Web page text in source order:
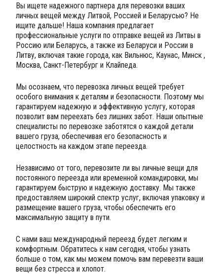
Вы ищете надежного партнера для перевозки ваших
личных вещей между Литвой, Россией и Беларусью? Не
ищите дальше! Наша компания предлагает
профессиональные услуги по отправке вещей из Литвы в
Россию или Беларусь, а также из Беларуси и России в
Литву, включая такие города, как Вильнюс, Каунас, Минск ,
Москва, Санкт-Петербург и Клайпеда.
Мы осознаем, что перевозка личных вещей требует
особого внимания к деталям и безопасности. Поэтому мы
гарантируем надежную и эффективную услугу, которая
позволит вам переехать без лишних забот. Наши опытные
специалисты по перевозке заботятся о каждой детали
вашего груза, обеспечивая его безопасность и
целостность на каждом этапе переезда.
Независимо от того, перевозите ли вы личные вещи для
постоянного переезда или временной командировки, мы
гарантируем быструю и надежную доставку. Мы также
предоставляем широкий спектр услуг, включая упаковку и
размещение вашего груза, чтобы обеспечить его
максимальную защиту в пути.
С нами ваш международный переезд будет легким и
комфортным. Обратитесь к нам сегодня, чтобы узнать
больше о том, как мы можем помочь вам перевезти ваши
вещи без стресса и хлопот.